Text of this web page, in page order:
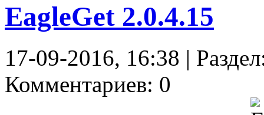
EagleGet 2.0.4.15
17-09-2016, 16:38 |
Комментариев: 0